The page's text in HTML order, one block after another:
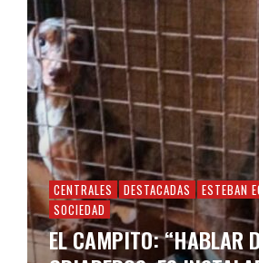
CENTRALES DESTACADAS
ESTEBAN
SOCIEDAD
EL CAMPITO: “HABLAR